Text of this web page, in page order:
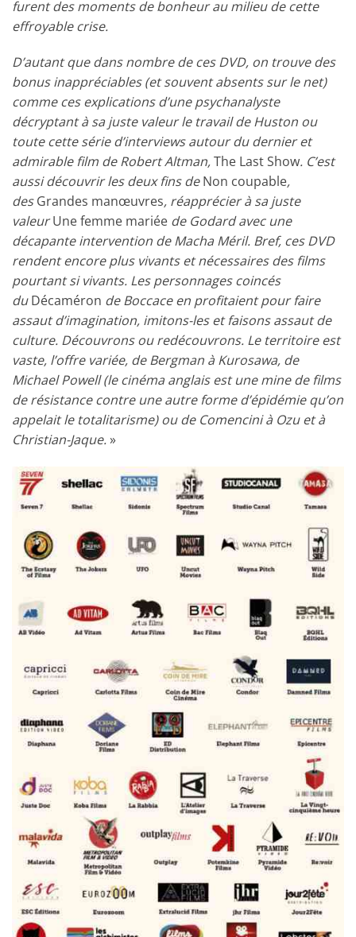
furent des moments de bonheur au milieu de cette
effroyable crise.
D’autant que dans nombre de ces DVD, on trouve des
bonus inappréciables (et souvent absents sur le net)
comme ces explications d’une psychanalyste
décryptant à sa juste valeur le travail de Huston ou
toute cette série d’interviews autour du dernier et
admirable film de Robert Altman,The Last Show. C’est
aussi découvrir les deux fins deNon coupable,
desGrandes manœuvres, réapprécier à sa juste
valeurUne femme mariée de Godard avec une
décapante intervention de Macha Méril. Bref, ces DVD
rendent encore plus vivants et nécessaires des films
pourtant si vivants. Les personnages coincés
duDécaméron de Boccace en profitaient pour faire
assaut d’imagination, imitons-les et faisons assaut de
culture. Découvrons ou redécouvrons. Le territoire est
vaste, l’offre variée, de Bergman à Kurosawa, de
Michael Powell (le cinéma anglais est une mine de films
de résistance contre une autre forme d’épidémie qu’on
appelait le totalitarisme) ou de Comencini à Ozu et à
Christian-Jaque.»